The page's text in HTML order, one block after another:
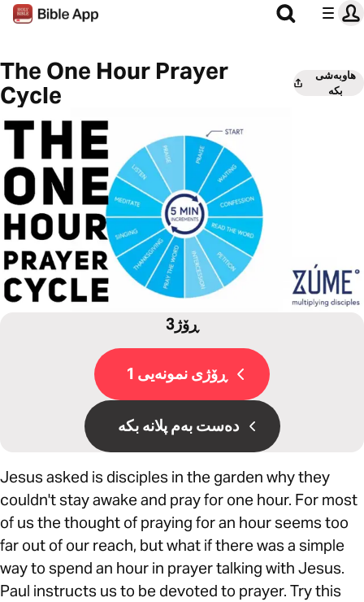
The One Hour Prayer
Cycle
هاوبەشی
بکە
3ڕۆژ
ڕۆژی نمونەیی 1
دەست بەم پلانە بکە
Jesus asked is disciples in the garden why they
couldn't stay awake and pray for one hour. For most
of us the thought of praying for an hour seems too
far out of our reach, but what if there was a simple
way to spend an hour in prayer talking with Jesus.
Paul instructs us to be devoted to prayer. Try this